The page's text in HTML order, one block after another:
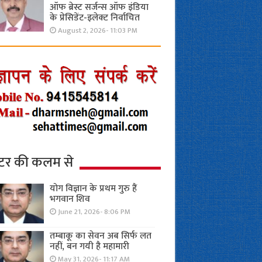
ऑफ ब्रेस्ट सर्जन्स ऑफ इंडिया
के प्रेसिडेंट-इलेक्ट निर्वाचित
August 2, 2026- 11:03 PM
की कलम से
योग विज्ञान के प्रथम गुरु हैं
भगवान शिव
June 21, 2026- 8:06 PM
तम्बाकू का सेवन अब सिर्फ लत
नहीं, बन गयी है महामारी